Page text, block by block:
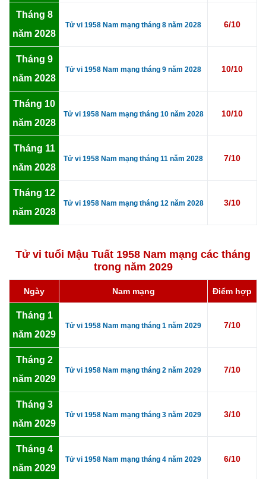
Tháng 8
năm 2028
Tử vi 1958 Nam mạng tháng 8 năm 2028 6/10
Tháng 9
năm 2028
Tử vi 1958 Nam mạng tháng 9 năm 2028 10/10
Tháng 10
năm 2028
Tử vi 1958 Nam mạng tháng 10 năm 2028 10/10
Tháng 11
năm 2028
Tử vi 1958 Nam mạng tháng 11 năm 2028 7/10
Tháng 12
năm 2028
Tử vi 1958 Nam mạng tháng 12 năm 2028 3/10
Tử vi tuổi Mậu Tuất 1958 Nam mạng các tháng
trong năm 2029
Ngày Nam mạng Điểm hợp
Tháng 1
năm 2029
Tử vi 1958 Nam mạng tháng 1 năm 2029 7/10
Tháng 2
năm 2029
Tử vi 1958 Nam mạng tháng 2 năm 2029 7/10
Tháng 3
năm 2029
Tử vi 1958 Nam mạng tháng 3 năm 2029 3/10
Tháng 4
năm 2029
Tử vi 1958 Nam mạng tháng 4 năm 2029 6/10